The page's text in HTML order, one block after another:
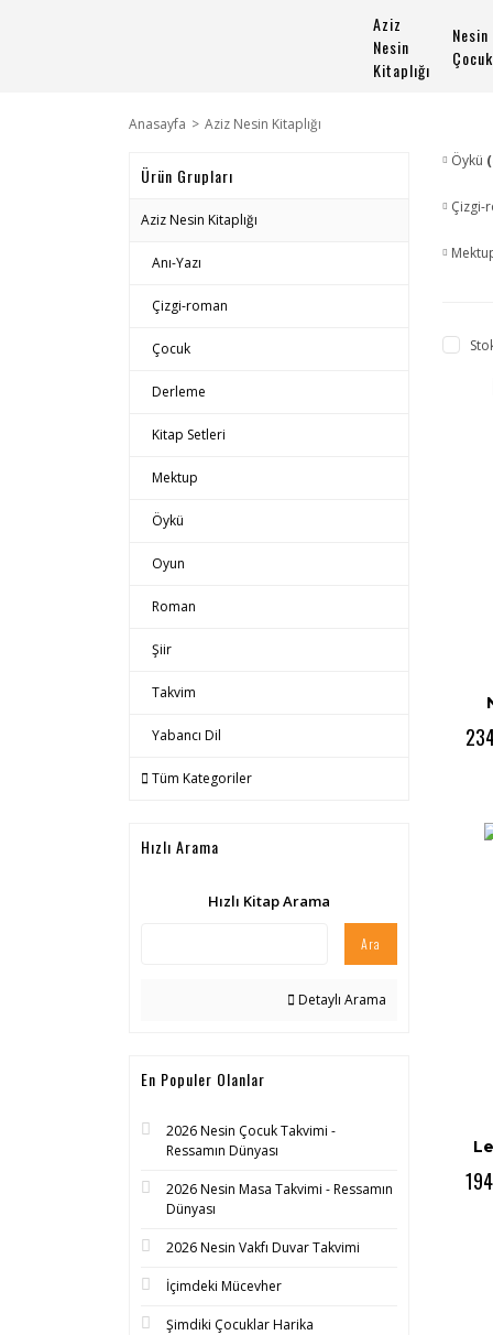
Aziz
Nesin
Kitaplığı
Nesin
Çocuk
Anasayfa Aziz Nesin Kitaplığı
Ürün Grupları
Aziz Nesin Kitaplığı
Anı-Yazı
Çizgi-roman
Çocuk
Derleme
Kitap Setleri
Mektup
Öykü
Oyun
Roman
Şiir
Takvim
Yabancı Dil
Tüm Kategoriler
Hızlı Arama
Hızlı Kitap Arama
Ara
Detaylı Arama
En Populer Olanlar
2026 Nesin Çocuk Takvimi -
Ressamın Dünyası
2026 Nesin Masa Takvimi - Ressamın
Dünyası
2026 Nesin Vakfı Duvar Takvimi
İçimdeki Mücevher
Şimdiki Çocuklar Harika
Öykü
Çizgi-